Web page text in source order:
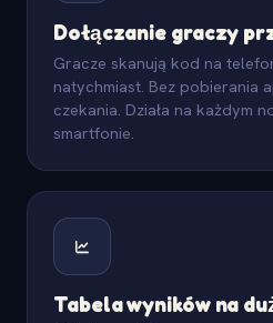
Dołączanie graczy
Gracze skanują kod na
natychmiast. Bez pobierania
czekania. Działa na każdym
smartfonie.
Tabela wyników na